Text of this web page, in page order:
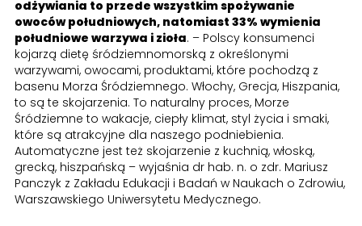
odżywiania to przede wszystkim spożywanie
owoców południowych, natomiast 33% wymienia
południowe warzywa i zioła. – Polscy konsumenci
kojarzą dietę śródziemnomorską z określonymi
warzywami, owocami, produktami, które pochodzą z
basenu Morza Śródziemnego. Włochy, Grecja, Hiszpania,
to są te skojarzenia. To naturalny proces, Morze
Śródziemne to wakacje, ciepły klimat, styl życia i smaki,
które są atrakcyjne dla naszego podniebienia.
Automatyczne jest też skojarzenie z kuchnią, włoską,
grecką, hiszpańską – wyjaśnia dr hab. n. o zdr. Mariusz
Panczyk z Zakładu Edukacji i Badań w Naukach o Zdrowiu,
Warszawskiego Uniwersytetu Medycznego.